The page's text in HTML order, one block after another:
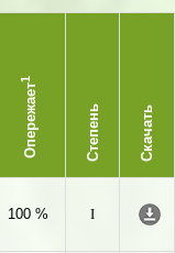
Опережает
1
Степень Скачать
100 %
I